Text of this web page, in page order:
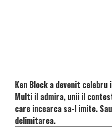
Ken Block a devenit celebru
Multi il admira, unii il
care incearca sa-l imite.
delimitarea.